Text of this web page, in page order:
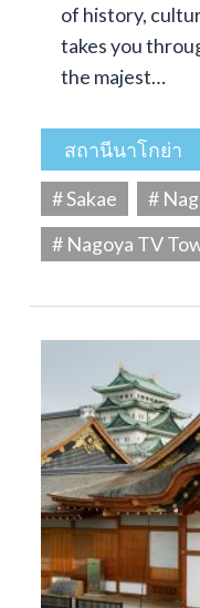
of history,
takes you
the majest…
สถานีนาโกย่า
# Sakae
#
# Nagoya TV